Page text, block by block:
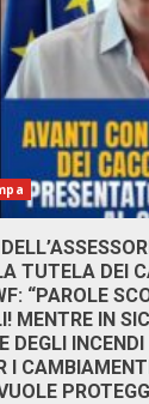
TUTELA DEI
“PAROLE
MENTRE IN
DEGLI
I